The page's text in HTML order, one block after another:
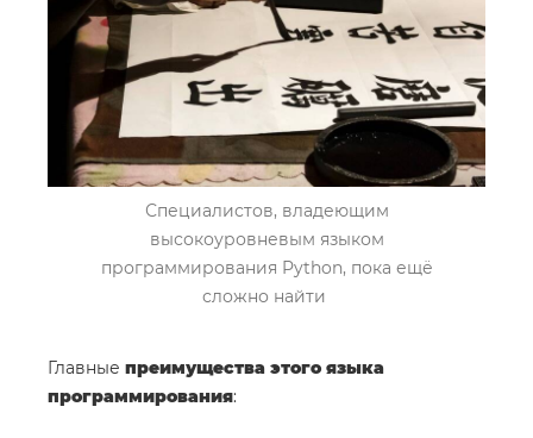
Специалистов, владеющим
высокоуровневым языком
программирования Python, пока ещё
сложно найти
Главные преимущества этого языка
программирования: